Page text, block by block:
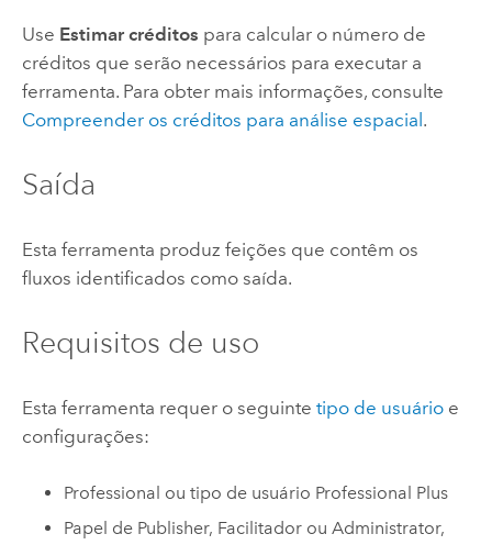
Use Estimar créditos para calcular o número de
créditos que serão necessários para executar a
ferramenta. Para obter mais informações, consulte
Compreender os créditos para análise espacial .
Saída
Esta ferramenta produz feições que contêm os
fluxos identificados como saída.
Requisitos de uso
Esta ferramenta requer o seguinte tipo de usuárioe
configurações:
Professional ou tipo de usuário Professional Plus
Papel de Publisher, Facilitador ou Administrator,